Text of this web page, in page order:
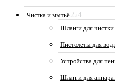
Чистка и мытьё224
Шланги для чистки
Пистолеты для
Устройства для
Шланги для